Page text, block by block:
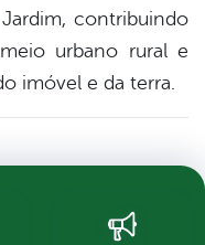
contribuindo
urbano rural e
imóvel e da terra.